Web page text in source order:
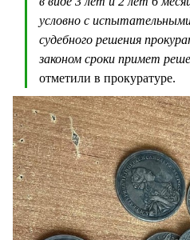
условно с
судебного решения
законом сроки примет
отметили в прокуратуре.